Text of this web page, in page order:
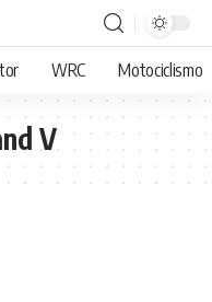
WRC Motociclismo
V